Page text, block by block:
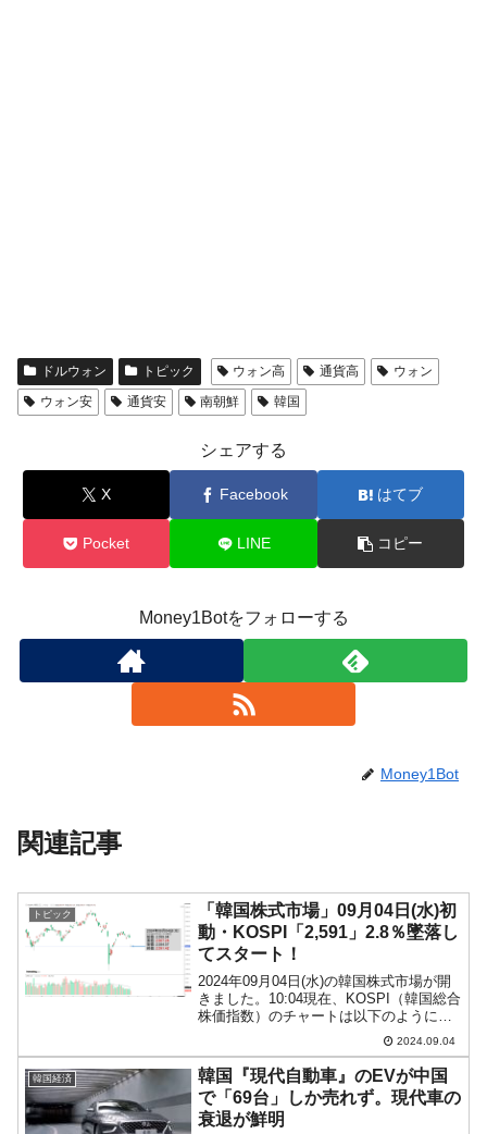
ドルウォン トピック ウォン高 通貨高
ウォン
ウォン安
通貨安 南朝鮮 韓国
シェアする
X Facebook はてブ
Pocket LINE コピー
Money1Botをフォローする
Money1Bot
関連記事
トピック
「韓国株式市場」09月04日(水)初
動・KOSPI「2,591」2.8％墜落し
てスタート！
2024年09月04日(水)の韓国株式市場が開
きました。10:04現在、KOSPI（韓国総合
株価指数）のチャートは以下のようにな
『Investing.com』より引用）。大きくギ
ャップダウンして始まりました。本日の
始値...
2024.09.04
韓国経済
韓国『現代自動車』のEVが中国
で「69台」しか売れず。現代車の
衰退が鮮明